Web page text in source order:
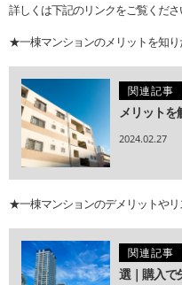
詳しくは下記のリンクをご覧くださ
★一棟マンションのメリットを知り
関連記事
メリット
2024.02.27
★一棟マンションのデメリットやリ
関連記事
選｜購入で